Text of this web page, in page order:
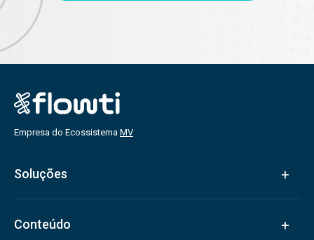
Empresa do Ecossistema MV
Soluções
Conteúdo